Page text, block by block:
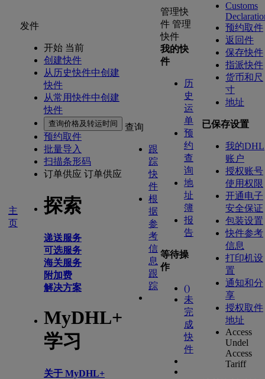
主
页
发件
开始 当前
创建快件
从历史快件中创建
快件
从常用快件中创建
快件
查询价格及转运时间
预约取件
批量导入
扫描条形码
订单供应 订单供应
探索
递送服务
可选服务
海关服务
附加费
解决方案
MyDHL+
学习
关于 MyDHL+
查询
跟
踪
快
件
根
据
参
考
信
息
跟
踪
管理快
件 管理
快件
我的快
件
历
史
运
单
预
约
查
询
地
址
簿
报
告
等待操
作
()
未
完
成
快
件
Customs
预约取件
返回件
保存快件
指派快件
货币和尺
寸
地址
已保存设置
我的DHL
账户
授权账号
使用权限
开通电子
安全保证
包装设置
快件参考
信息
打印机设
置
通知和分
享
授权取件
地址
Access
Undel
Access
Tariff